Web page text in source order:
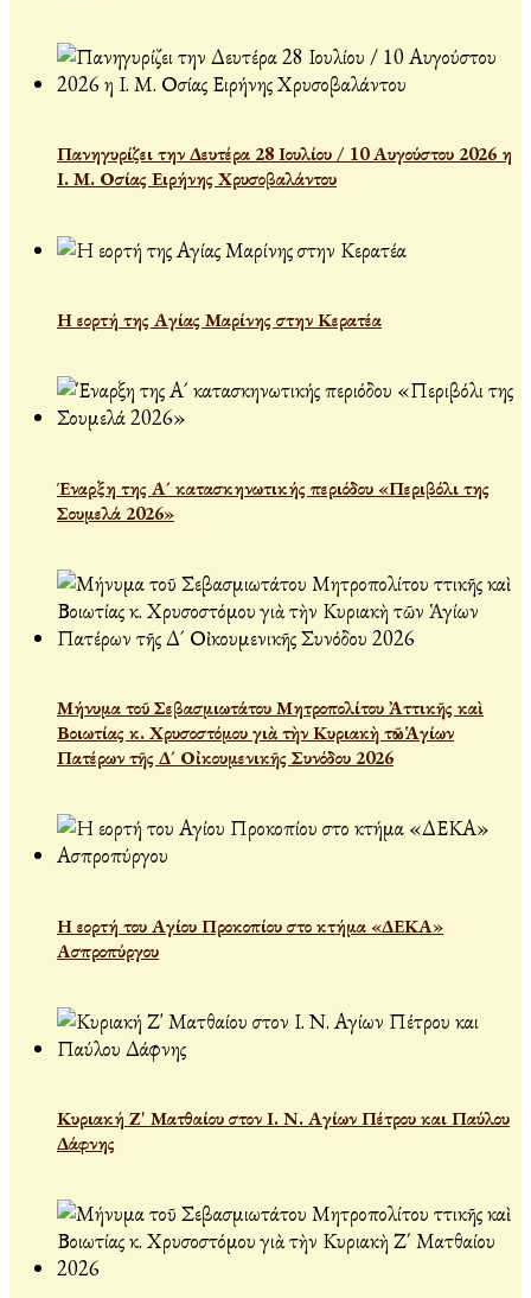
Πανηγυρίζει την Δευτέρα 28 Ιουλίου / 10 Αυγούστου 2026 η
Ι. Μ. Οσίας Ειρήνης Χρυσοβαλάντου
Η εορτή της Αγίας Μαρίνης στην Κερατέα
Έναρξη της Α´ κατασκηνωτικής περιόδου «Περιβόλι της
Σουμελά 2026»
Μήνυμα τοῦ Σεβασμιωτάτου Μητροπολίτου Ἀττικῆς καὶ
Βοιωτίας κ. Χρυσοστόμου γιὰ τὴν Κυριακὴ τῶν Ἁγίων
Πατέρων τῆς Δ´ Οἰκουμενικῆς Συνόδου 2026
Η εορτή του Αγίου Προκοπίου στο κτήμα «ΔΕΚΑ»
Ασπροπύργου
Κυριακή Ζ' Ματθαίου στον Ι. Ν. Αγίων Πέτρου και Παύλου
Δάφνης